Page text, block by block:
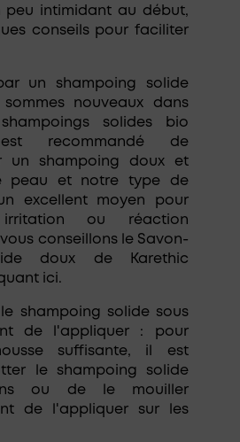
peu intimidant au début,
conseils pour faciliter
un shampoing solide
nouveaux dans
solides bio
recommandé de
un shampoing doux et
peau et notre type de
excellent moyen pour
ou réaction
conseillons le Savon-
doux de Karethic
ici.
shampoing solide sous
de l'appliquer : pour
suffisante, il est
le shampoing solide
ou de le mouiller
de l'appliquer sur les